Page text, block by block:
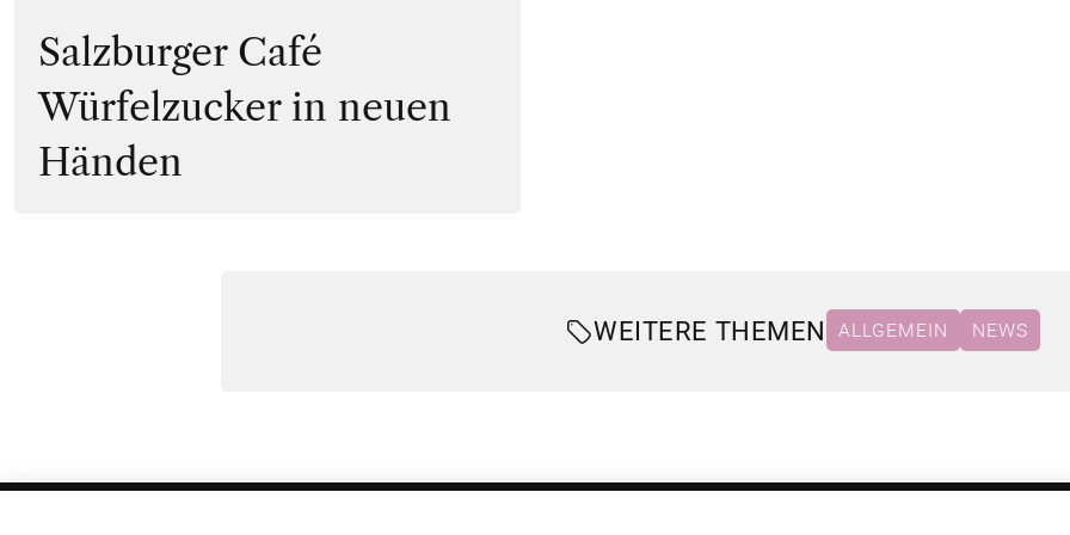
Salzburger Café
Würfelzucker in neuen
Händen
WEITERE THEMEN ALLGEMEIN NEWS